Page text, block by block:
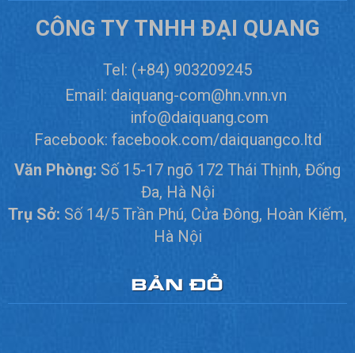
CÔNG TY TNHH ĐẠI QUANG
Tel: (+84) 903209245
Email: daiquang-com@hn.vnn.vn
info@daiquang.com
Facebook: facebook.com/daiquangco.ltd
Văn Phòng: Số 15-17 ngõ 172 Thái Thịnh, Đống
Đa, Hà Nội
Trụ Sở: Số 14/5 Trần Phú, Cửa Đông, Hoàn Kiếm,
Hà Nội
BẢN ĐỒ